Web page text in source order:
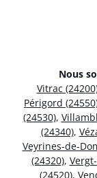
Nous
Vitrac
Périgord
(24530),
(24340),
Veyrines-de-
(24320),
(24520),